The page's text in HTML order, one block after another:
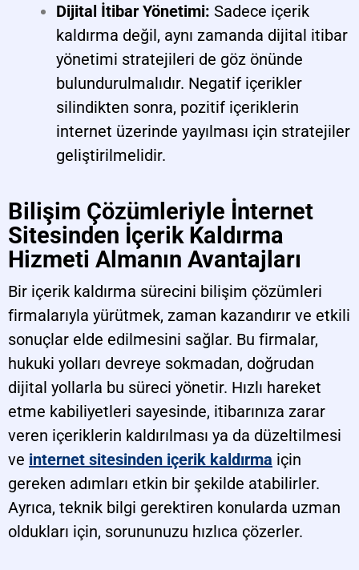
Dijital İtibar Yönetimi: Sadece içerik
kaldırma değil, aynı zamanda dijital itibar
yönetimi stratejileri de göz önünde
bulundurulmalıdır. Negatif içerikler
silindikten sonra, pozitif içeriklerin
internet üzerinde yayılması için stratejiler
geliştirilmelidir.
Bilişim Çözümleriyle İnternet
Sitesinden İçerik Kaldırma
Hizmeti Almanın Avantajları
Bir içerik kaldırma sürecini bilişim çözümleri
firmalarıyla yürütmek, zaman kazandırır ve etkili
sonuçlar elde edilmesini sağlar. Bu firmalar,
hukuki yolları devreye sokmadan, doğrudan
dijital yollarla bu süreci yönetir. Hızlı hareket
etme kabiliyetleri sayesinde, itibarınıza zarar
veren içeriklerin kaldırılması ya da düzeltilmesi
ve internet sitesinden içerik kaldırma için
gereken adımları etkin bir şekilde atabilirler.
Ayrıca, teknik bilgi gerektiren konularda uzman
oldukları için, sorununuzu hızlıca çözerler.